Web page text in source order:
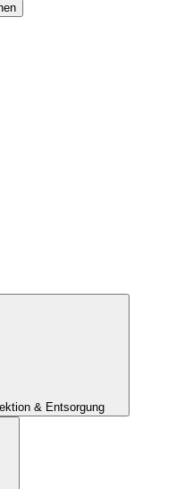
& Entsorgung